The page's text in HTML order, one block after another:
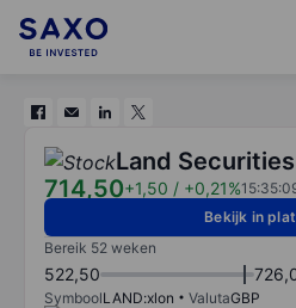
Land
714,50+1,50 / +0,21%
Bekijk in
Bereik 52 weken
522,50
SymboolLAND:xlon ValutaGBP